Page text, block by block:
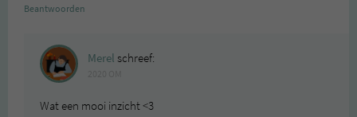
Beantwoorden
Merel schreef:
Wat een mooi inzicht <3